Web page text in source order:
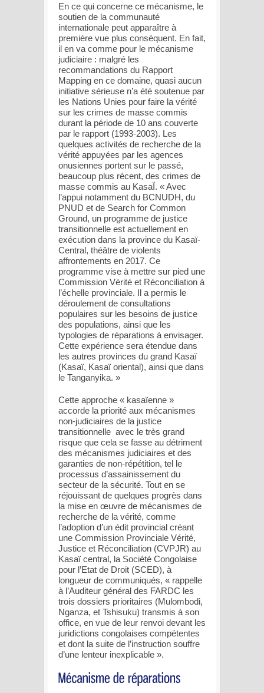
En ce qui concerne ce mécanisme, le
soutien de la communauté
internationale peut apparaître à
première vue plus conséquent. En fait,
il en va comme pour le mécanisme
judiciaire : malgré les
recommandations du Rapport
Mapping en ce domaine, quasi aucun
initiative sérieuse n’a été soutenue par
les Nations Unies pour faire la vérité
sur les crimes de masse commis
durant la période de 10 ans couverte
par le rapport (1993-2003). Les
quelques activités de recherche de la
vérité appuyées par les agences
onusiennes portent sur le passé,
beaucoup plus récent, des crimes de
masse commis au KasaÏ. « Avec
l’appui notamment du BCNUDH, du
PNUD et de Search for Common
Ground, un programme de justice
transitionnelle est actuellement en
exécution dans la province du Kasaï-
Central, théâtre de violents
affrontements en 2017. Ce
programme vise à mettre sur pied une
Commission Vérité et Réconciliation à
l’échelle provinciale. Il a permis le
déroulement de consultations
populaires sur les besoins de justice
des populations, ainsi que les
typologies de réparations à envisager.
Cette expérience sera étendue dans
les autres provinces du grand Kasaï
(Kasaï, Kasaï oriental), ainsi que dans
le Tanganyika. »
Cette approche « kasaïenne »
accorde la priorité aux mécanismes
non-judiciaires de la justice
transitionnelle avec le très grand
risque que cela se fasse au détriment
des mécanismes judiciaires et des
garanties de non-répétition, tel le
processus d’assainissement du
secteur de la sécurité. Tout en se
réjouissant de quelques progrès dans
la mise en œuvre de mécanismes de
recherche de la vérité, comme
l’adoption d’un édit provincial créant
une Commission Provinciale Vérité,
Justice et Réconciliation (CVPJR) au
Kasaï central, la Société Congolaise
pour l’Etat de Droit (SCED), à
longueur de communiqués, « rappelle
à l’Auditeur général des FARDC les
trois dossiers prioritaires (Mulombodi,
Nganza, et Tshisuku) transmis à son
office, en vue de leur renvoi devant les
juridictions congolaises compétentes
et dont la suite de l’instruction souffre
d’une lenteur inexplicable ».